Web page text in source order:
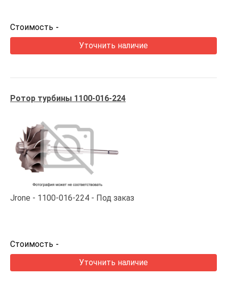
Стоимость -
Уточнить наличие
Ротор турбины 1100-016-224
Jrone 1100-016-224 Под заказ
Стоимость -
Уточнить наличие